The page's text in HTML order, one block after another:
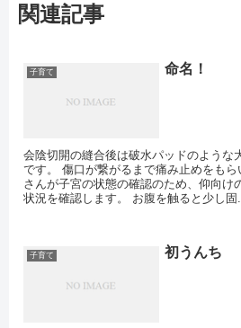
関連記事
子育て 命名！
会陰切開の縫合後は破水パッドのような
です。 傷口が繋がるまで痛み止めをも
さんが子宮の状態の確認のため、仰向け
状況を確認します。 お腹を触ると少し固
子育て 初うんち